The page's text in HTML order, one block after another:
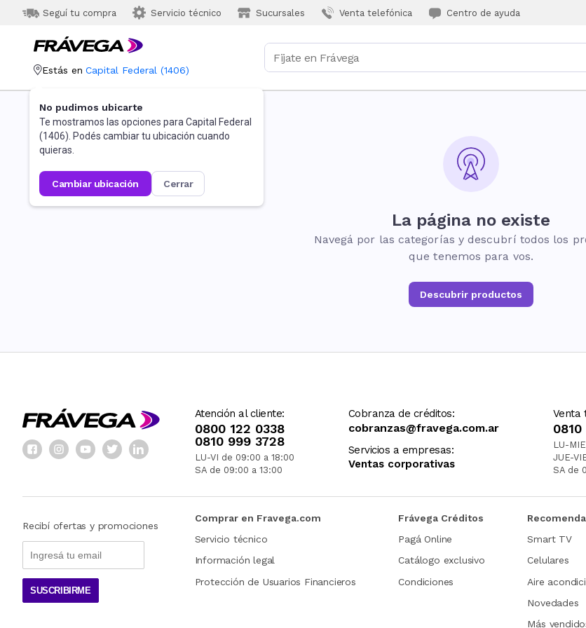
Seguí tu compra Servicio técnico Sucursales Venta telefónica Centro de ayuda
Estás en Capital Federal (1406)
No pudimos ubicarte
Te mostramos las opciones para Capital Federal
(1406). Podés cambiar tu ubicación cuando
quieras.
cambiar ubicación cerrar
La página no existe
Navegá por las categorías y descubrí todos los
que tenemos para vos.
Descubrir productos
Atención al cliente:
0800 122 0338
0810 999 3728
LU-VI de 09:00 a 18:00
SA de 09:00 a 13:00
Cobranza de créditos:
cobranzas@fravega.com.ar
Servicios a empresas:
Ventas corporativas
Venta
0810
LU-
JUE-
SA de
Recibí ofertas y promociones
SUSCRIBIRME
Comprar en Fravega.com
Servicio técnico
Información legal
Protección de Usuarios Financieros
Frávega Créditos
Pagá Online
Catálogo exclusivo
Condiciones
Smart TV
Celulares
Aire
Novedades
Más